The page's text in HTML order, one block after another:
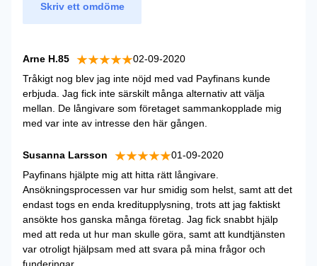
Skriv ett omdöme
Arne H.85
02-09-2020
Tråkigt nog blev jag inte nöjd med vad Payfinans kunde
erbjuda. Jag fick inte särskilt många alternativ att välja
mellan. De långivare som företaget sammankopplade mig
med var inte av intresse den här gången.
Susanna Larsson
01-09-2020
Payfinans hjälpte mig att hitta rätt långivare.
Ansökningsprocessen var hur smidig som helst, samt att det
endast togs en enda kreditupplysning, trots att jag faktiskt
ansökte hos ganska många företag. Jag fick snabbt hjälp
med att reda ut hur man skulle göra, samt att kundtjänsten
var otroligt hjälpsam med att svara på mina frågor och